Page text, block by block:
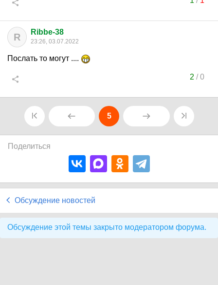
R Ribbe-38
23:26, 03.07.2022
Послать то могут ....
2 /0
5
Поделиться
Обсуждение новостей
Обсуждение этой темы закрыто модератором форума.